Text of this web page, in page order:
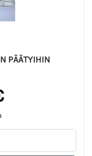
PÄÄTYIHIN